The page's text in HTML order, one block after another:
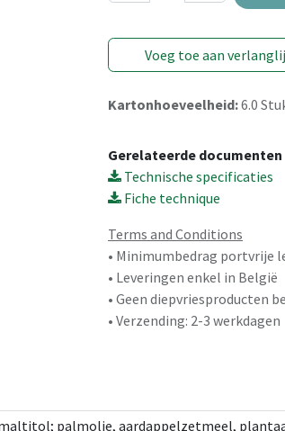
Voeg toe aan
Kartonhoeveelheid:6.0
Gerelateerde documenten
Technische specificaties
Fiche technique
Terms and Conditions
• Minimumbedrag portvrije
• Leveringen enkel in België
• Geen diepvriesproducten
• Verzending: 2-3 werkdagen
palmolie, aardappelzetmeel,